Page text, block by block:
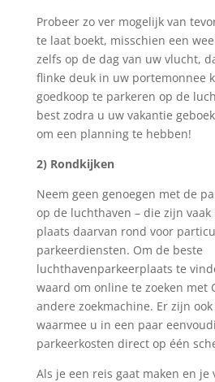
Probeer zo ver mogelijk van
te laat boekt, misschien een
zelfs op de dag van uw vlucht,
flinke deuk in uw portemonnee
goedkoop te parkeren op de
best zodra u uw vakantie
om een planning te hebben!
2) Rondkijken
Neem geen genoegen met de
op de luchthaven – die zijn
plaats daarvan rond voor
parkeerdiensten. Om de beste
luchthavenparkeerplaats te
waard om online te zoeken met
andere zoekmachine. Er zijn
waarmee u in een paar
parkeerkosten direct op één
Als je een reis gaat maken en je